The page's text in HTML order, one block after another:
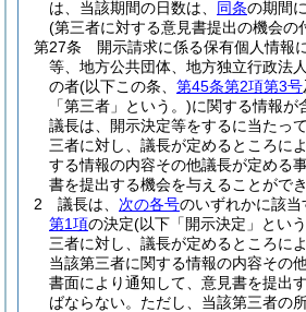
は、当該期間の日数は、 同条の期間
(第三者に対する意見書提出の機会の
第27条
開示請求に係る保有個人情報
等、地方公共団体、地方独立行政法
の者(以下この条、 第45条第2項第3号
「第三者」という。)に関する情報が
議長は、開示決定等をするに当たっ
三者に対し、議長が定めるところに
する情報の内容その他議長が定める
書を提出する機会を与えることができ
2
議長は、 次の各号のいずれかに該当
第1項の決定(以下「開示決定」とい
三者に対し、議長が定めるところに
当該第三者に関する情報の内容その
書面により通知して、意見書を提出
ばならない。 ただし、当該第三者の